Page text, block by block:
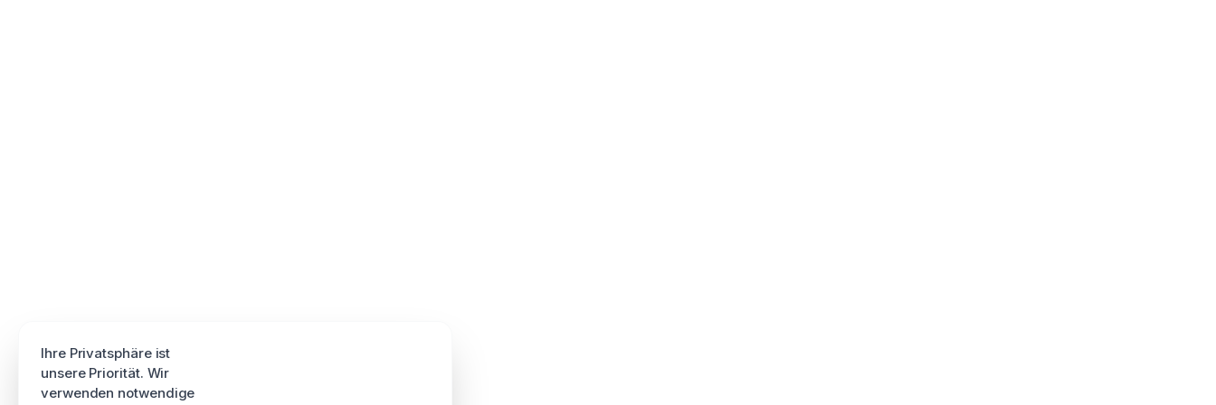
Ihre Privatsphäre ist
unsere Priorität. Wir
verwenden notwendige